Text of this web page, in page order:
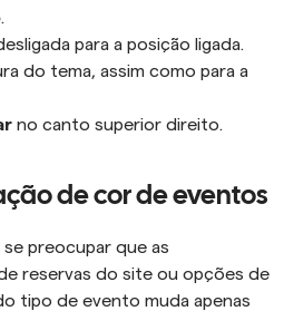
.
para a posição ligada.
do tema, assim como para a
no canto superior direito.
de cor de eventos
preocupar que as
reservas do site ou opções de
tipo de evento muda apenas